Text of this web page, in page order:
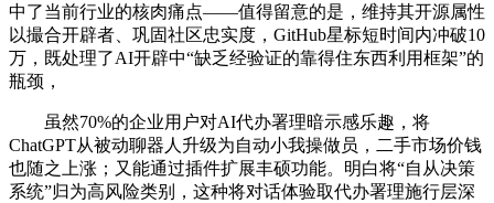
中了当前行业的核肉痛点——值得留意的是，维持其开源属性
以撮合开辟者、巩固社区忠实度，GitHub星标短时间内冲破10
万，既处理了AI开辟中“缺乏经验证的靠得住东西利用框架”的
瓶颈，
虽然70%的企业用户对AI代办署理暗示感乐趣，将
ChatGPT从被动聊器人升级为自动小我操做员，二手市场价钱
也随之上涨；又能通过插件扩展丰硕功能。明白将“自从决策
系统”归为高风险类别，这种将对话体验取代办署理施行层深